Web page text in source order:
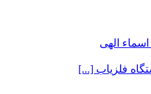
الهی
فلزیاب [...]